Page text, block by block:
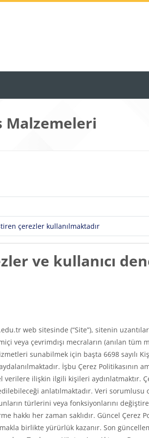
Malzemeleri
çerezler kullanılmaktadır
ve kullanıcı
web sitesinde (“Site”), sitenin
veya çevrimdışı mecraların (anılan tüm
sunabilmek için başta 6698 sayılı
İşbu Çerez Politikasının
ilişkin ilgili kişileri aydınlatmaktır.
anlatılmaktadır. Veri
türlerini veya fonksiyonlarını
hakkı her zaman saklıdır. Güncel
birlikte yürürlük kazanır. Son